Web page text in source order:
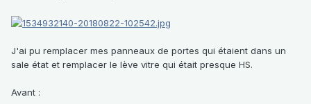
J'ai pu remplacer mes panneaux de portes qui étaient dans un
sale état et remplacer le lève vitre qui était presque HS.
Avant :